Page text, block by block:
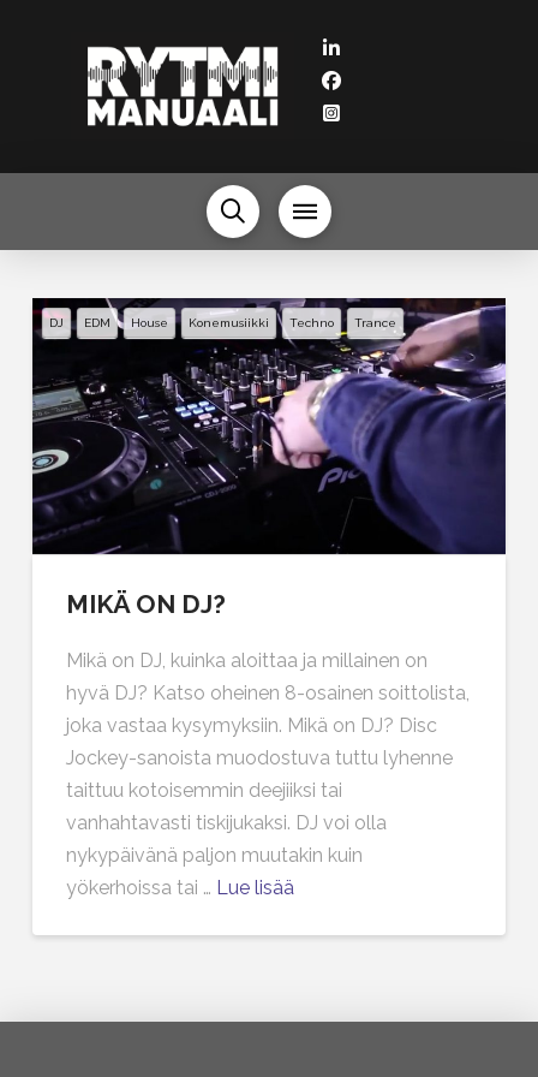
MIKÄ ON DJ?
Mikä on DJ, kuinka aloittaa ja millainen on
hyvä DJ? Katso oheinen 8-osainen soittolista,
joka vastaa kysymyksiin. Mikä on DJ? Disc
Jockey-sanoista muodostuva tuttu lyhenne
taittuu kotoisemmin deejiiksi tai
vanhahtavasti tiskijukaksi. DJ voi olla
nykypäivänä paljon muutakin kuin
yökerhoissa tai … Lue lisää
DJ EDM House Konemusiikki Techno Trance